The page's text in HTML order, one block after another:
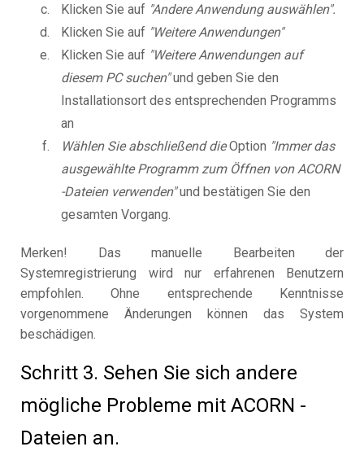
Klicken Sie auf "Andere Anwendung auswählen".
Klicken Sie auf "Weitere Anwendungen"
Klicken Sie auf "Weitere Anwendungen auf
diesem PC suchen"und geben Sie den
Installationsort des entsprechenden Programms
an
Wählen Sie abschließend dieOption "Immer das
ausgewählte Programm zum Öffnen von ACORN
-Dateien verwenden"und bestätigen Sie den
gesamten Vorgang.
Merken! Das manuelle Bearbeiten der
Systemregistrierung wird nur erfahrenen Benutzern
empfohlen. Ohne entsprechende Kenntnisse
vorgenommene Änderungen können das System
beschädigen.
Schritt 3. Sehen Sie sich andere
mögliche Probleme mit ACORN -
Dateien an.